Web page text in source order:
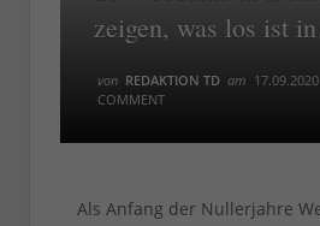
zeigen, was los ist
von REDAKTION TD am 17.09.2020
COMMENT
Als Anfang der Nullerjahre